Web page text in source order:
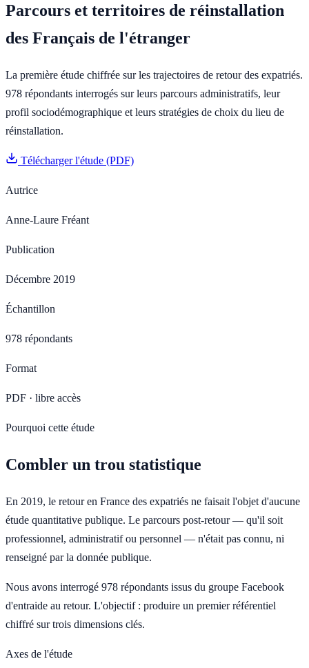
Parcours et territoires de réinstallation
des Français de l'étranger
La première étude chiffrée sur les trajectoires de retour des expatriés.
978 répondants interrogés sur leurs parcours administratifs, leur
profil sociodémographique et leurs stratégies de choix du lieu de
réinstallation.
Télécharger l'étude (PDF)
Autrice
Anne-Laure Fréant
Publication
Décembre 2019
Échantillon
978 répondants
Format
PDF · libre accès
Pourquoi cette étude
Combler un trou statistique
En 2019, le retour en France des expatriés ne faisait l'objet d'aucune
étude quantitative publique. Le parcours post-retour — qu'il soit
professionnel, administratif ou personnel — n'était pas connu, ni
renseigné par la donnée publique.
Nous avons interrogé 978 répondants issus du groupe Facebook
d'entraide au retour. L'objectif : produire un premier référentiel
chiffré sur trois dimensions clés.
Axes de l'étude